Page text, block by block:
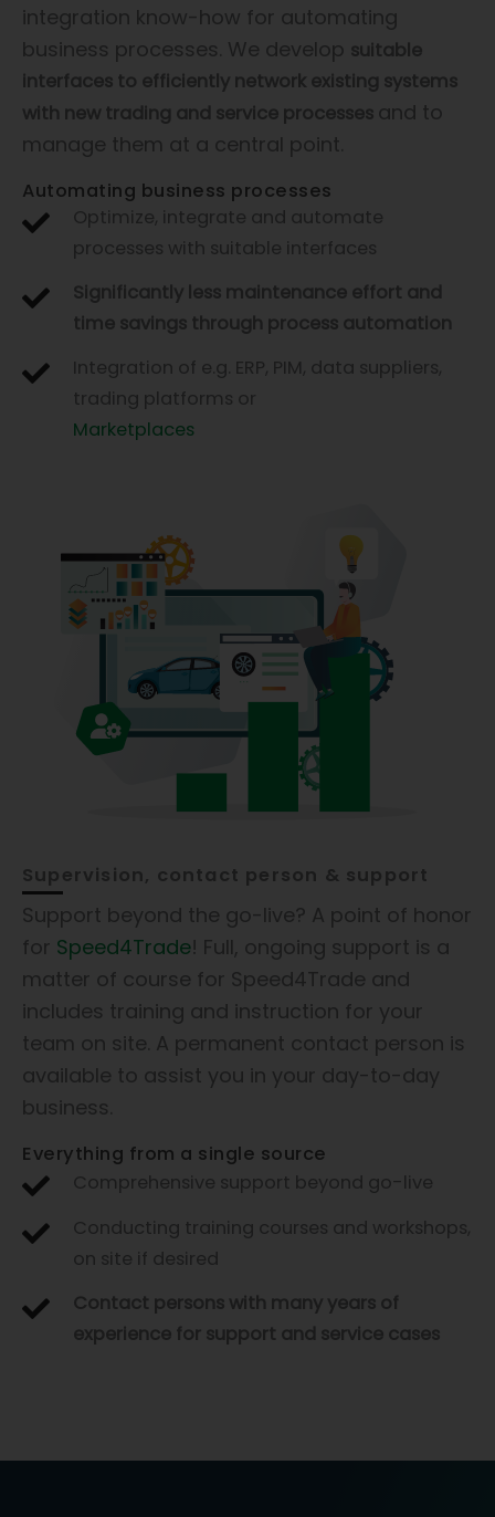
integration know-how for automating
business processes. We develop suitable
interfaces to efficiently network existing systems
with new trading and service processes and to
manage them at a central point.
Automating business processes
Optimize, integrate and automate
processes with suitable interfaces
Significantly less maintenance effort and
time savings through process automation
Integration of e.g. ERP, PIM, data suppliers,
trading platforms or
Marketplaces
Supervision, contact person & support
Support beyond the go-live? A point of honor
for Speed4Trade! Full, ongoing support is a
matter of course for Speed4Trade and
includes training and instruction for your
team on site. A permanent contact person is
available to assist you in your day-to-day
business.
Everything from a single source
Comprehensive support beyond go-live
Conducting training courses and workshops,
on site if desired
Contact persons with many years of
experience for support and service cases